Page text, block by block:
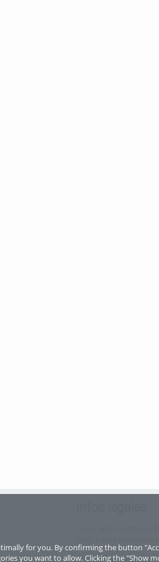
for you. By confirming the button
you want to allow. Clicking the "Show
Privacy Statement for